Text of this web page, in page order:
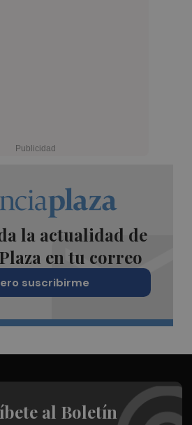
la actualidad de
en tu correo
suscribirme
al Boletín